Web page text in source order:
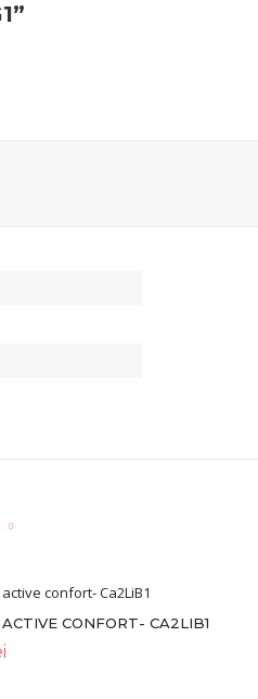
CONFORT- CA2LIB1